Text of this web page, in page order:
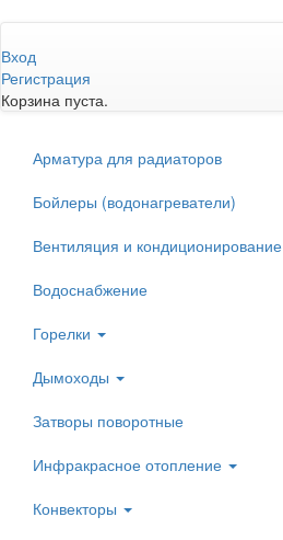
к
основному
содержанию
Вход
Регистрация
Корзина пуста.
Арматура для радиаторов
Бойлеры (водонагреватели)
Вентиляция и кондиционирование
Водоснабжение
Горелки
Дымоходы
Затворы поворотные
Инфракрасное отопление
Конвекторы